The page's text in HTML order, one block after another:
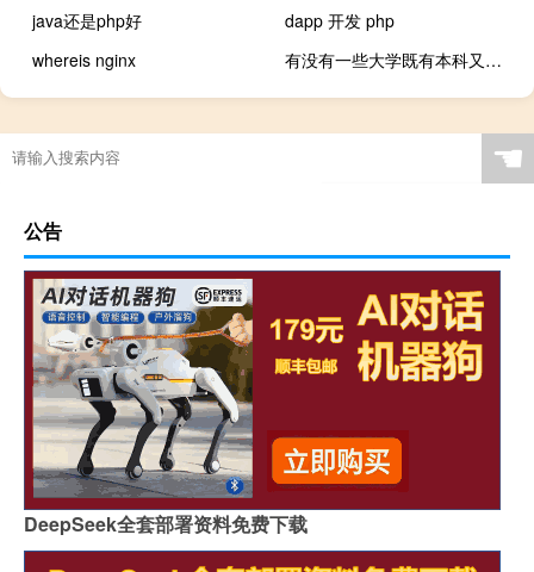
java还是php好
dapp 开发 php
whereis nginx
有没有一些大学既有本科又有专科
☚
公告
DeepSeek全套部署资料免费下载